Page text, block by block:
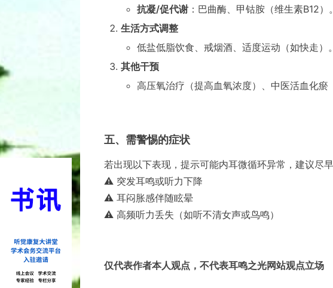
抗凝/促代谢 ：巴曲酶、甲钴胺（维生素B12）。
生活方式调整
低盐低脂饮食、戒烟酒、适度运动（如快走）。
其他干预
高压氧治疗（提高血氧浓度）、中医活血化瘀
五、需警惕的症状
若出现以下表现，提示可能内耳微循环异常，建议尽早
⚠️ 突发耳鸣或听力下降
⚠️ 耳闷胀感伴随眩晕
⚠️ 高频听力丢失（如听不清女声或鸟鸣）
仅代表作者本人观点，不代表耳鸣之光网站观点立场